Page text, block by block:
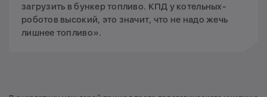
загрузить в бункер топливо. КПД у котельных-
роботов высокий, это значит, что не надо жечь
лишнее топливо».